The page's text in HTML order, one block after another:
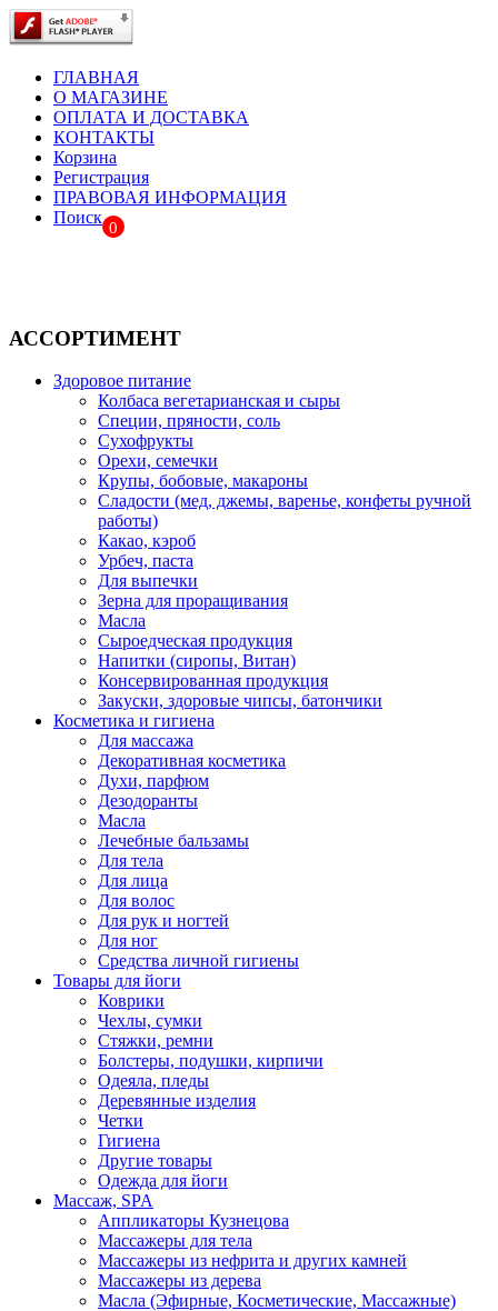
ГЛАВНАЯ
О МАГАЗИНЕ
ОПЛАТА И ДОСТАВКА
КОНТАКТЫ
Корзина
Регистрация
ПРАВОВАЯ ИНФОРМАЦИЯ
Поиск
0
АССОРТИМЕНТ
Здоровое питание
Колбаса вегетарианская и сыры
Специи, пряности, соль
Сухофрукты
Орехи, семечки
Крупы, бобовые, макароны
Сладости (мед, джемы, варенье, конфеты ручной
работы)
Какао, кэроб
Урбеч, паста
Для выпечки
Зерна для проращивания
Масла
Сыроедческая продукция
Напитки (сиропы, Витан)
Консервированная продукция
Закуски, здоровые чипсы, батончики
Косметика и гигиена
Для массажа
Декоративная косметика
Духи, парфюм
Дезодоранты
Масла
Лечебные бальзамы
Для тела
Для лица
Для волос
Для рук и ногтей
Для ног
Средства личной гигиены
Товары для йоги
Коврики
Чехлы, сумки
Стяжки, ремни
Болстеры, подушки, кирпичи
Одеяла, пледы
Деревянные изделия
Четки
Гигиена
Другие товары
Одежда для йоги
Массаж, SPA
Аппликаторы Кузнецова
Массажеры для тела
Массажеры из нефрита и других камней
Массажеры из дерева
Масла (Эфирные, Косметические, Массажные)